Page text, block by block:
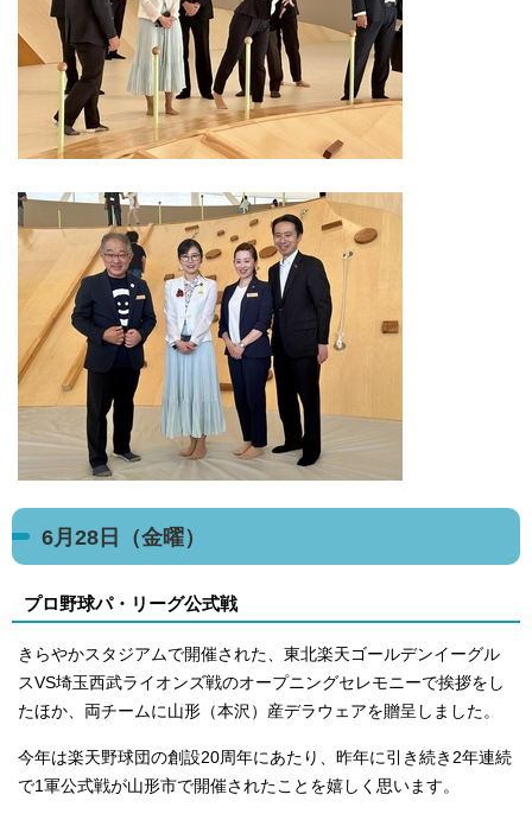
6月28日（金曜）
プロ野球パ・リーグ公式戦
きらやかスタジアムで開催された、東北楽天ゴールデンイーグル
スVS埼玉西武ライオンズ戦のオープニングセレモニーで挨拶をし
たほか、両チームに山形（本沢）産デラウェアを贈呈しました。
今年は楽天野球団の創設20周年にあたり、昨年に引き続き2年連続
で1軍公式戦が山形市で開催されたことを嬉しく思います。